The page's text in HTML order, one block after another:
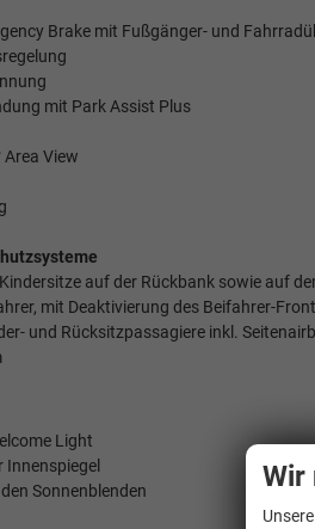
Brake mit Fußgänger- und
mit Park Assist Plus
View
auf der Rückbank sowie auf
mit Deaktivierung des Beifahrer-
und Rücksitzpassagiere inkl.
Light
Sonnenblenden
Wir